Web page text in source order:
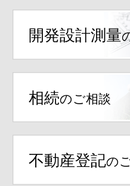
開発設計測量
相続のご相談
不動産登記の